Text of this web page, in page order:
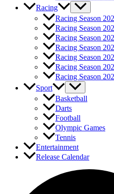
Racing
Racing Season
Racing Season
Racing Season
Racing Season
Racing Season
Racing Season
Racing Season
Sport
Basketball
Darts
Football
Olympic Games
Tennis
Entertainment
Release Calendar